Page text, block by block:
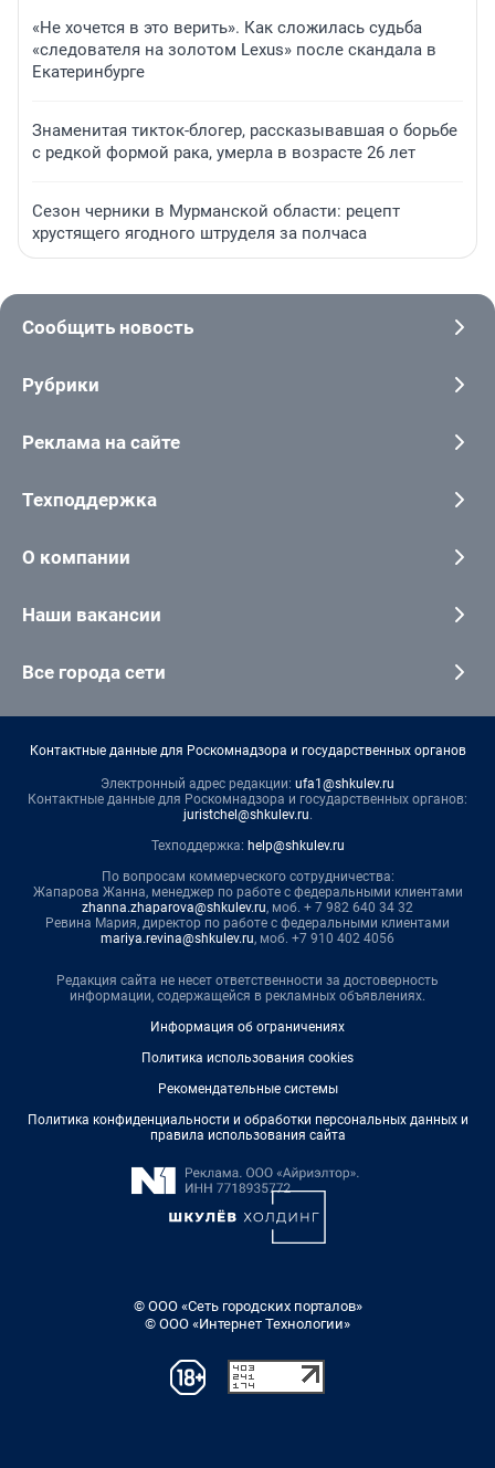
«Не хочется в это верить». Как сложилась судьба
«следователя на золотом Lexus» после скандала в
Екатеринбурге
Знаменитая тикток-блогер, рассказывавшая о борьбе
с редкой формой рака, умерла в возрасте 26 лет
Сезон черники в Мурманской области: рецепт
хрустящего ягодного штруделя за полчаса
Сообщить новость
Рубрики
Реклама на сайте
Техподдержка
О компании
Наши вакансии
Все города сети
Контактные данные для Роскомнадзора и государственных органов
Электронный адрес редакции: ufa1@shkulev.ru
Контактные данные для Роскомнадзора и государственных органов:
juristchel@shkulev.ru.
Техподдержка: help@shkulev.ru
По вопросам коммерческого сотрудничества:
Жапарова Жанна, менеджер по работе с федеральными клиентами
zhanna.zhaparova@shkulev.ru, моб. + 7 982 640 34 32
Ревина Мария, директор по работе с федеральными клиентами
mariya.revina@shkulev.ru, моб. +7 910 402 4056
Редакция сайта не несет ответственности за достоверность
информации, содержащейся в рекламных объявлениях.
Информация об ограничениях
Политика использования cookies
Рекомендательные системы
Политика конфиденциальности и обработки персональных данных и
правила использования сайта
© ООО «Сеть городских порталов»
© ООО «Интернет Технологии»